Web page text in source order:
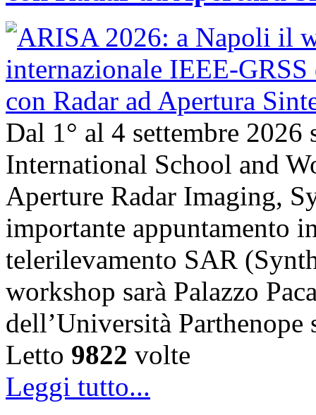
Dal 1° al 4 settembre
International School and
Aperture Radar Imaging,
importante appuntamento
telerilevamento SAR
workshop sarà Palazzo
dell’Università
Letto 9822 volte
Leggi tutto...